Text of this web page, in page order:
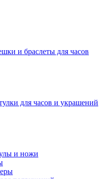
и браслеты для часов
для часов и украшений
и ножи